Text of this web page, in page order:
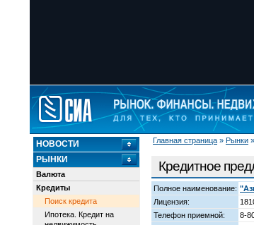
Главная страница » Рынки »
НОВОСТИ
РЫНКИ
Валюта
Кредиты
Поиск кредита
Ипотека. Кредит на
Кредитное
Полное наименование:
Лицензия:
Телефон приемной:
8-